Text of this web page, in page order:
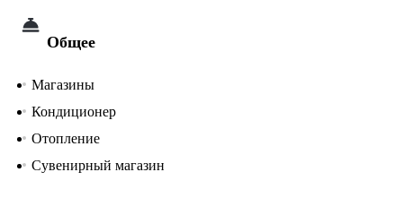
Общее
Магазины
Кондиционер
Отопление
Сувенирный магазин